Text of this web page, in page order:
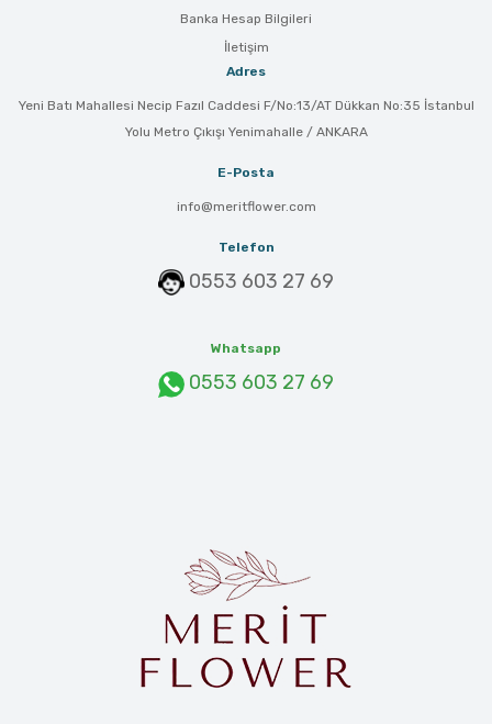
Banka Hesap Bilgileri
İletişim
Adres
Yeni Batı Mahallesi Necip Fazıl Caddesi F/No:13/AT Dükkan No:35 İstanbul
Yolu Metro Çıkışı Yenimahalle / ANKARA
E-Posta
info@meritflower.com
Telefon
0553 603 27 69
Whatsapp
0553 603 27 69